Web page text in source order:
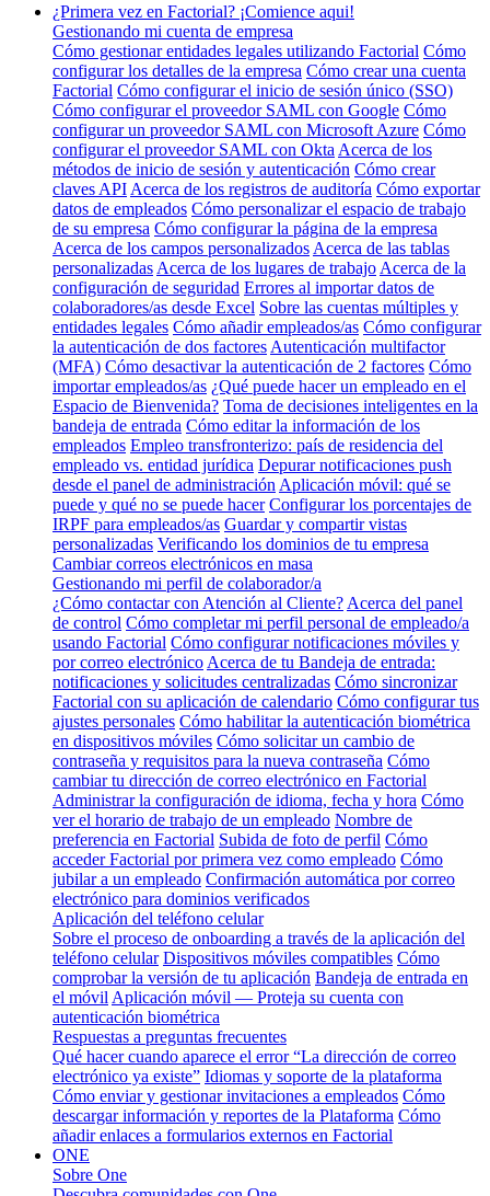
¿Primera vez en Factorial? ¡Comience aqui!
Gestionando mi cuenta de empresa
Cómo gestionar entidades legales utilizando Factorial Cómo
configurar los detalles de la empresa Cómo crear una cuenta
Factorial Cómo configurar el inicio de sesión único (SSO)
Cómo configurar el proveedor SAML con Google Cómo
configurar un proveedor SAML con Microsoft Azure Cómo
configurar el proveedor SAML con Okta Acerca de los
métodos de inicio de sesión y autenticación Cómo crear
claves API Acerca de los registros de auditoría Cómo exportar
datos de empleados Cómo personalizar el espacio de trabajo
de su empresa Cómo configurar la página de la empresa
Acerca de los campos personalizados Acerca de las tablas
personalizadas Acerca de los lugares de trabajo Acerca de la
configuración de seguridad Errores al importar datos de
colaboradores/as desde Excel Sobre las cuentas múltiples y
entidades legales Cómo añadir empleados/as Cómo configurar
la autenticación de dos factores Autenticación multifactor
(MFA) Cómo desactivar la autenticación de 2 factores Cómo
importar empleados/as ¿Qué puede hacer un empleado en el
Espacio de Bienvenida? Toma de decisiones inteligentes en la
bandeja de entrada Cómo editar la información de los
empleados Empleo transfronterizo: país de residencia del
empleado vs. entidad jurídica Depurar notificaciones push
desde el panel de administración Aplicación móvil: qué se
puede y qué no se puede hacer Configurar los porcentajes de
IRPF para empleados/as Guardar y compartir vistas
personalizadas Verificando los dominios de tu empresa
Cambiar correos electrónicos en masa
Gestionando mi perfil de colaborador/a
¿Cómo contactar con Atención al Cliente? Acerca del panel
de control Cómo completar mi perfil personal de empleado/a
usando Factorial Cómo configurar notificaciones móviles y
por correo electrónico Acerca de tu Bandeja de entrada:
notificaciones y solicitudes centralizadas Cómo sincronizar
Factorial con su aplicación de calendario Cómo configurar tus
ajustes personales Cómo habilitar la autenticación biométrica
en dispositivos móviles Cómo solicitar un cambio de
contraseña y requisitos para la nueva contraseña Cómo
cambiar tu dirección de correo electrónico en Factorial
Administrar la configuración de idioma, fecha y hora Cómo
ver el horario de trabajo de un empleado Nombre de
preferencia en Factorial Subida de foto de perfil Cómo
acceder Factorial por primera vez como empleado Cómo
jubilar a un empleado Confirmación automática por correo
electrónico para dominios verificados
Aplicación del teléfono celular
Sobre el proceso de onboarding a través de la aplicación del
teléfono celular Dispositivos móviles compatibles Cómo
comprobar la versión de tu aplicación Bandeja de entrada en
el móvil Aplicación móvil — Proteja su cuenta con
autenticación biométrica
Respuestas a preguntas frecuentes
Qué hacer cuando aparece el error “La dirección de correo
electrónico ya existe” Idiomas y soporte de la plataforma
Cómo enviar y gestionar invitaciones a empleados Cómo
descargar información y reportes de la Plataforma Cómo
añadir enlaces a formularios externos en Factorial
ONE
Sobre One